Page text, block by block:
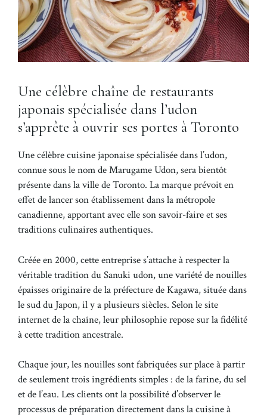
Une célèbre chaîne de restaurants
japonais spécialisée dans l’udon
s’apprête à ouvrir ses portes à Toronto
Une célèbre cuisine japonaise spécialisée dans l’udon,
connue sous le nom de Marugame Udon, sera bientôt
présente dans la ville de Toronto. La marque prévoit en
effet de lancer son établissement dans la métropole
canadienne, apportant avec elle son savoir-faire et ses
traditions culinaires authentiques.
Créée en 2000, cette entreprise s’attache à respecter la
véritable tradition du Sanuki udon, une variété de nouilles
épaisses originaire de la préfecture de Kagawa, située dans
le sud du Japon, il y a plusieurs siècles. Selon le site
internet de la chaîne, leur philosophie repose sur la fidélité
à cette tradition ancestrale.
Chaque jour, les nouilles sont fabriquées sur place à partir
de seulement trois ingrédients simples : de la farine, du sel
et de l’eau. Les clients ont la possibilité d’observer le
processus de préparation directement dans la cuisine à